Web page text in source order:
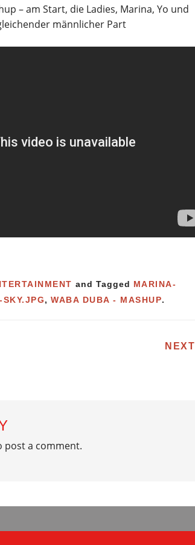
– am Start, die Ladies, Marina, Yo und
männlicher Part
and Tagged MARINA-
,WABA DUBA - MASHUP.
NEXT
post a comment.